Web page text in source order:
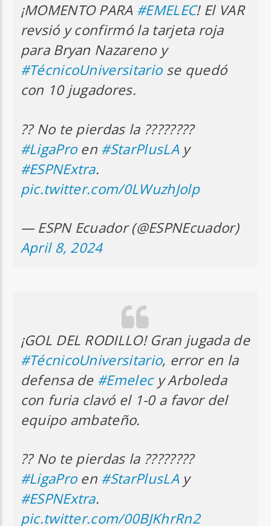
¡MOMENTO PARA #EMELEC! El VAR
revsió y confirmó la tarjeta roja
para Bryan Nazareno y
#TécnicoUniversitariose quedó
con 10 jugadores.
?? No te pierdas la ????????
#LigaProen #StarPlusLAy
#ESPNExtra.
pic.twitter.com/0LWuzhJolp
— ESPN Ecuador (@ESPNEcuador)
April 8, 2024
¡GOL DEL RODILLO! Gran jugada de
#TécnicoUniversitario, error en la
defensa de #Emelecy Arboleda
con furia clavó el 1-0 a favor del
equipo ambateño.
?? No te pierdas la ????????
#LigaProen #StarPlusLAy
#ESPNExtra.
pic.twitter.com/00BJKhrRn2